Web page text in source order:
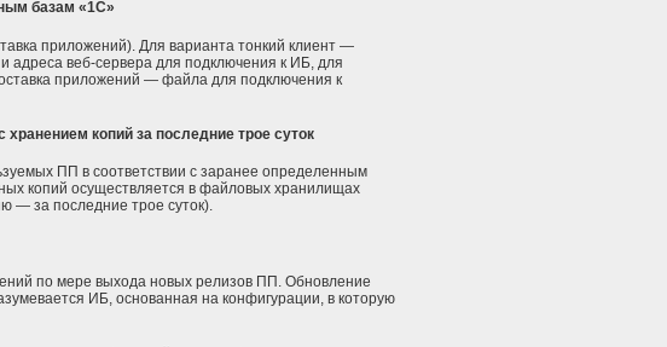
базам «1С»
приложений). Для варианта тонкий клиент —
адреса веб-сервера для подключения к ИБ, для
приложений — файла для подключения к
копий за последние трое суток
ПП в соответствии с заранее определенным
копий осуществляется в файловых хранилищах
— за последние трое суток).
по мере выхода новых релизов ПП. Обновление
ИБ, основанная на конфигурации, в которую